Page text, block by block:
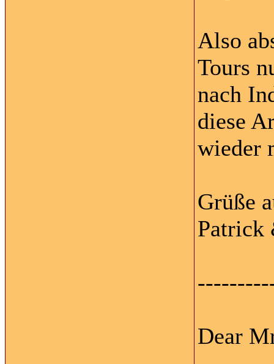
Also
Tours
nach
diese
wieder
Grüße
Patrick
Dear